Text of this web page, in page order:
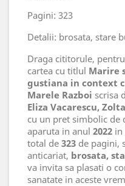
Pagini: 323
Detalii: brosata, stare
Draga cititorule,
cartea cu titlul Marire
gustiana in context
Marele Razboi scrisa
Eliza Vacarescu,
cu un pret simbolic de
aparuta in anul 2022 in
total de 323 de pagini,
anticariat, brosata,
va invita sa plasati o
sanatate in aceste